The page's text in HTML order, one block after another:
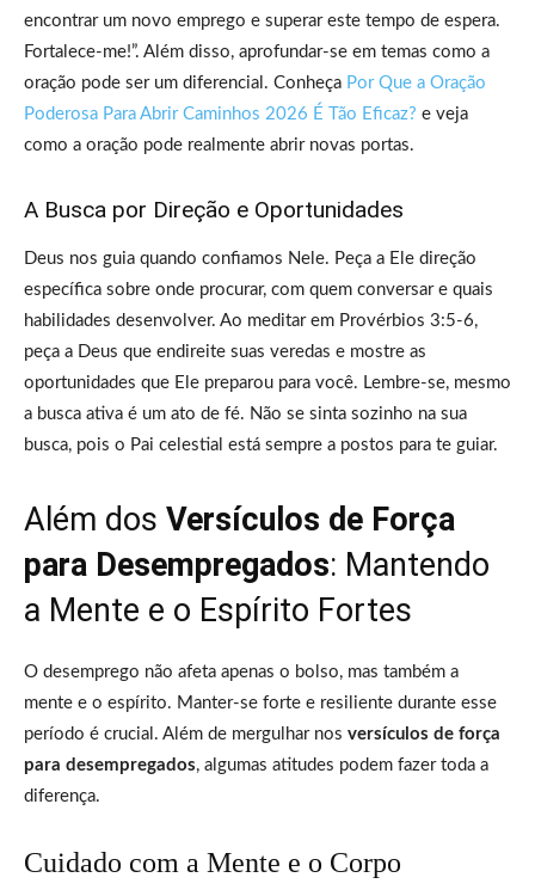
encontrar um novo emprego e superar este tempo de espera.
Fortalece-me!”. Além disso, aprofundar-se em temas como a
oração pode ser um diferencial. Conheça Por Que a Oração
Poderosa Para Abrir Caminhos 2026 É Tão Eficaz? e veja
como a oração pode realmente abrir novas portas.
A Busca por Direção e Oportunidades
Deus nos guia quando confiamos Nele. Peça a Ele direção
específica sobre onde procurar, com quem conversar e quais
habilidades desenvolver. Ao meditar em Provérbios 3:5-6,
peça a Deus que endireite suas veredas e mostre as
oportunidades que Ele preparou para você. Lembre-se, mesmo
a busca ativa é um ato de fé. Não se sinta sozinho na sua
busca, pois o Pai celestial está sempre a postos para te guiar.
Além dos Versículos de Força
para Desempregados: Mantendo
a Mente e o Espírito Fortes
O desemprego não afeta apenas o bolso, mas também a
mente e o espírito. Manter-se forte e resiliente durante esse
período é crucial. Além de mergulhar nos versículos de força
para desempregados, algumas atitudes podem fazer toda a
diferença.
Cuidado com a Mente e o Corpo